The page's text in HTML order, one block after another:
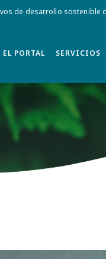
de desarrollo sostenible
EL PORTAL SERVICIOS